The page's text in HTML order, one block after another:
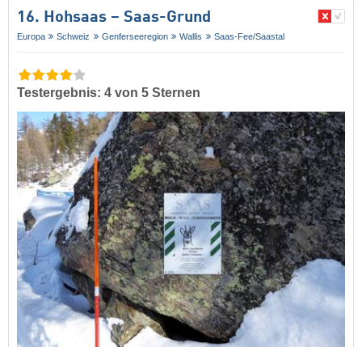
16. Hohsaas – Saas-Grund
Europa Schweiz Genferseeregion Wallis Saas-Fee/​Saastal
Testergebnis: 4 von 5 Sternen